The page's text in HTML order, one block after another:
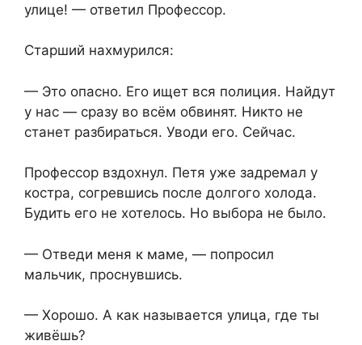
улице! — ответил Профессор.
Старший нахмурился:
— Это опасно. Его ищет вся полиция. Найдут
у нас — сразу во всём обвинят. Никто не
станет разбираться. Уводи его. Сейчас.
Профессор вздохнул. Петя уже задремал у
костра, согревшись после долгого холода.
Будить его не хотелось. Но выбора не было.
— Отведи меня к маме, — попросил
мальчик, проснувшись.
— Хорошо. А как называется улица, где ты
живёшь?